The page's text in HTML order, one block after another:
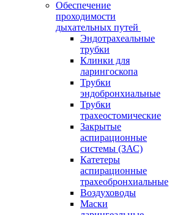
Обеспечение
проходимости
дыхательных путей
Эндотрахеальные
трубки
Клинки для
ларингоскопа
Трубки
эндобронхиальные
Трубки
трахеостомические
Закрытые
аспирационные
системы (ЗАС)
Катетеры
аспирационные
трахеобронхиальные
Воздуховоды
Маски